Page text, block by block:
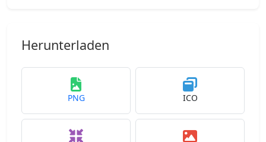
Herunterladen
PNG ICO